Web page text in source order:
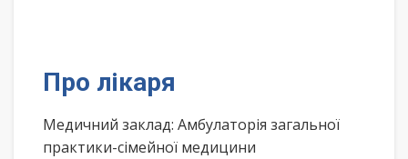
Про лікаря
Медичний заклад: Амбулаторія загальної
практики-сімейної медицини